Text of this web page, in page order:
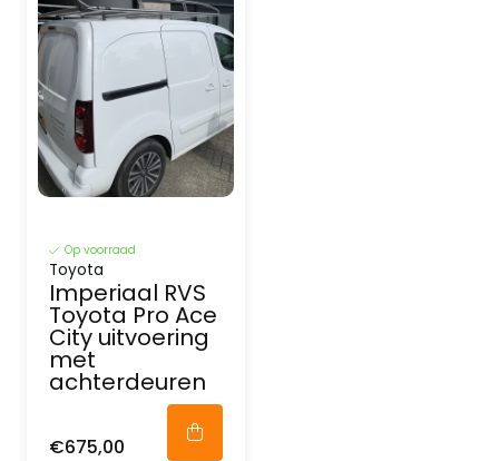
Op voorraad
Toyota
Imperiaal RVS
Toyota Pro Ace
City uitvoering
met
achterdeuren
€675,00